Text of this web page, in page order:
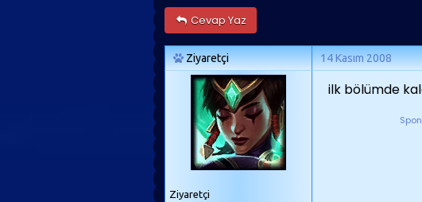
Cevap Yaz
Ziyaretçi 14 Kasım 2008
Ziyaretçi
ilk bölümde